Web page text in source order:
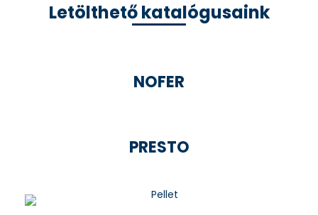
Letölthető katalógusaink
NOFER
PRESTO